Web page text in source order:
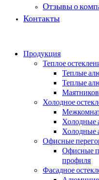
Отзывы о
Контакты
Продукция
Теплое
Теплые
Теплые
Холодное
Холодные
Холодные
Офисные
Офисные
профиля
Фасадное